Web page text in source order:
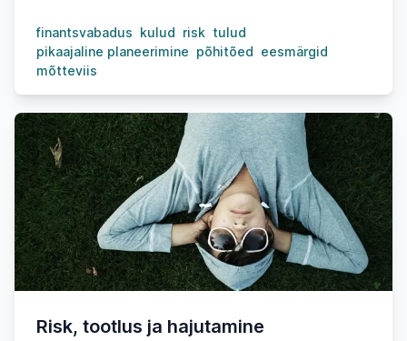
finantsvabadus kulud risk tulud
pikaajaline planeerimine põhitõed eesmärgid
mõtteviis
Risk, tootlus ja hajutamine